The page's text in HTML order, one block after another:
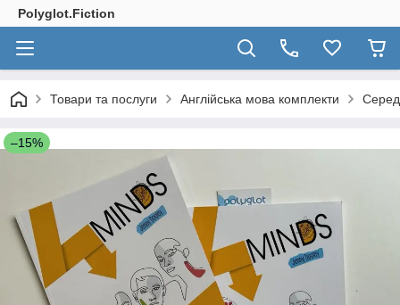
Polyglot.Fiction
Товари та послуги Англійська мова комплекти
–15%